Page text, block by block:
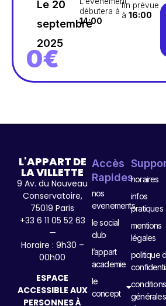
0€
Le 20
septembre
2025
débutera à
14:00
fin prévue
à 16:00
L'APPART DE
LA VILLETTE
9 Av. du Nouveau
Conservatoire,
75019 Paris
+33 6 11 05 52 63
—
Horaire : 9h30 –
00h00
ESPACE
ACCESSIBLE AUX
PERSONNES À
Accès
Rapides
nos
evenements
le social
club
l’appart
academie
le
concept
horaires
infos
pratiques
mentions
légales
politique
conditions
générales